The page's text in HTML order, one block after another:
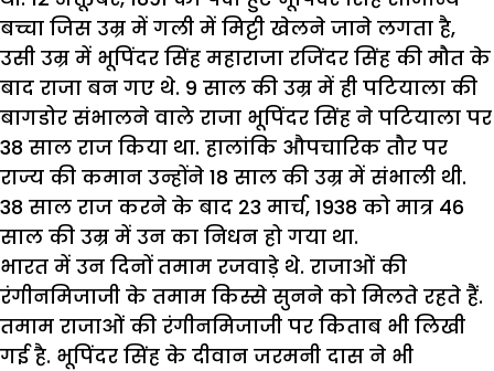
बच्चा जिस उम्र में गली में मिट्टी खेलने जाने लगता है,
उसी उम्र में भूपिंदर सिंह महाराजा रजिंदर सिंह की मौत के
बाद राजा बन गए थे. 9 साल की उम्र में ही पटियाला की
बागडोर संभालने वाले राजा भूपिंदर सिंह ने पटियाला पर
38 साल राज किया था. हालांकि औपचारिक तौर पर
राज्य की कमान उन्होंने 18 साल की उम्र में संभाली थी.
38 साल राज करने के बाद 23 मार्च, 1938 को मात्र 46
साल की उम्र में उन का निधन हो गया था.
भारत में उन दिनों तमाम रजवाड़े थे. राजाओं की
रंगीनमिजाजी के तमाम किस्से सुनने को मिलते रहते हैं.
तमाम राजाओं की रंगीनमिजाजी पर किताब भी लिखी
गई है. भूपिंदर सिंह के दीवान जरमनी दास ने भी